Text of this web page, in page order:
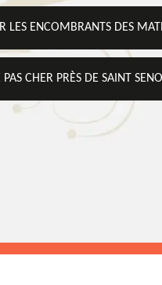
LES ENCOMBRANTS DES
CHER PRÈS DE SAINT